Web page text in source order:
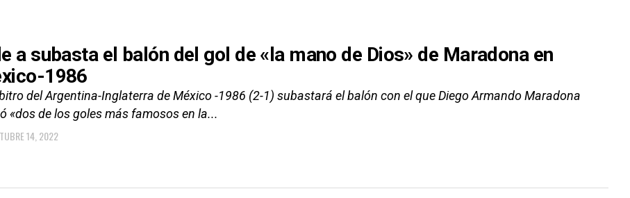
a subasta el balón del gol de «la mano de Dios» de Maradona en
1986
del Argentina-Inglaterra de México -1986 (2-1) subastará el balón con el que Diego Armando Maradona
«dos de los goles más famosos en la...
14, 2022